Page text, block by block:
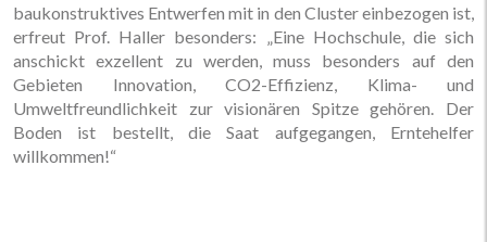
baukonstruktives Entwerfen mit in den Cluster einbezogen ist,
erfreut Prof. Haller besonders: „Eine Hochschule, die sich
anschickt exzellent zu werden, muss besonders auf den
Gebieten Innovation, CO2-Effizienz, Klima- und
Umweltfreundlichkeit zur visionären Spitze gehören. Der
Boden ist bestellt, die Saat aufgegangen, Erntehelfer
willkommen!“